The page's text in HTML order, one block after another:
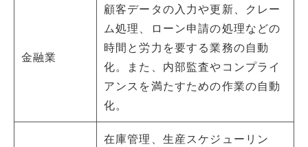
金融業
顧客データの入力や更新、クレー
ム処理、ローン申請の処理などの
時間と労力を要する業務の自動
化。また、内部監査やコンプライ
アンスを満たすための作業の自動
化。
在庫管理、生産スケジューリン